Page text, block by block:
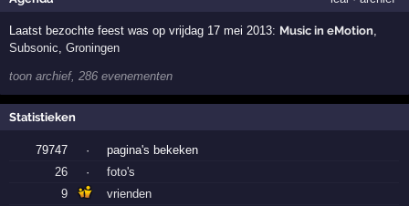
Laatst bezochte feest was op vrijdag 17 mei 2013: Music in eMotion
Subsonic ,Groningen
toon archief, 286 evenementen
Statistieken
79747 ·
pagina's bekeken
26
·
foto's
9
vrienden